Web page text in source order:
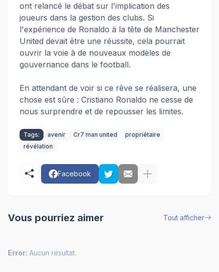
ont relancé le débat sur l'implication des
joueurs dans la gestion des clubs. Si
l'expérience de Ronaldo à la tête de Manchester
United devait être une réussite, cela pourrait
ouvrir la voie à de nouveaux modèles de
gouvernance dans le football.
En attendant de voir si ce rêve se réalisera, une
chose est sûre : Cristiano Ronaldo ne cesse de
nous surprendre et de repousser les limites.
Tags: avenir Cr7 man united
propriétaire
révélation
Facebook
Vous pourriez aimer Tout afficher
Error: Aucun résultat.